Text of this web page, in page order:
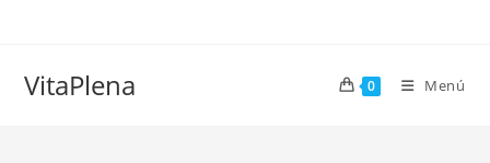
VitaPlena 0 Menú